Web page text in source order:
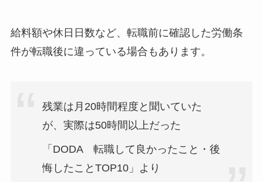
給料額や休日日数など、転職前に確認した労働条
件が転職後に違っている場合もあります。
残業は月20時間程度と聞いていた
が、実際は50時間以上だった
「DODA 転職して良かったこと・後
悔したことTOP10」より